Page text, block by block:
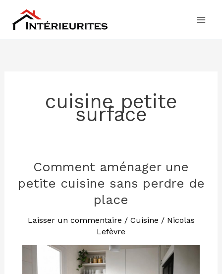
contenu
cuisine petite
surface
Comment aménager une
petite cuisine sans perdre de
place
Laisser un commentaire / Cuisine / Nicolas
Lefèvre
Comment
aménager
une
cuisine